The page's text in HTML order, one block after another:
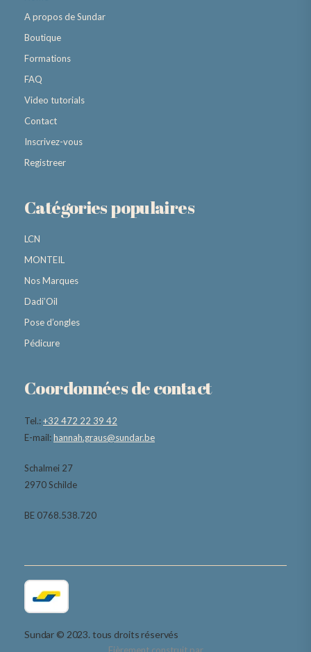
A propos de Sundar
Boutique
Formations
FAQ
Video tutorials
Contact
Inscrivez-vous
Registreer
Catégories populaires
LCN
MONTEIL
Nos Marques
Dadi’Oil
Pose d’ongles
Pédicure
Coordonnées de contact
Tel.:+32 472 22 39 42
E-mail:hannah.graus@sundar.be
Schalmei 27
2970 Schilde
BE 0768.538.720
Sundar © 2023. tous droits réservés